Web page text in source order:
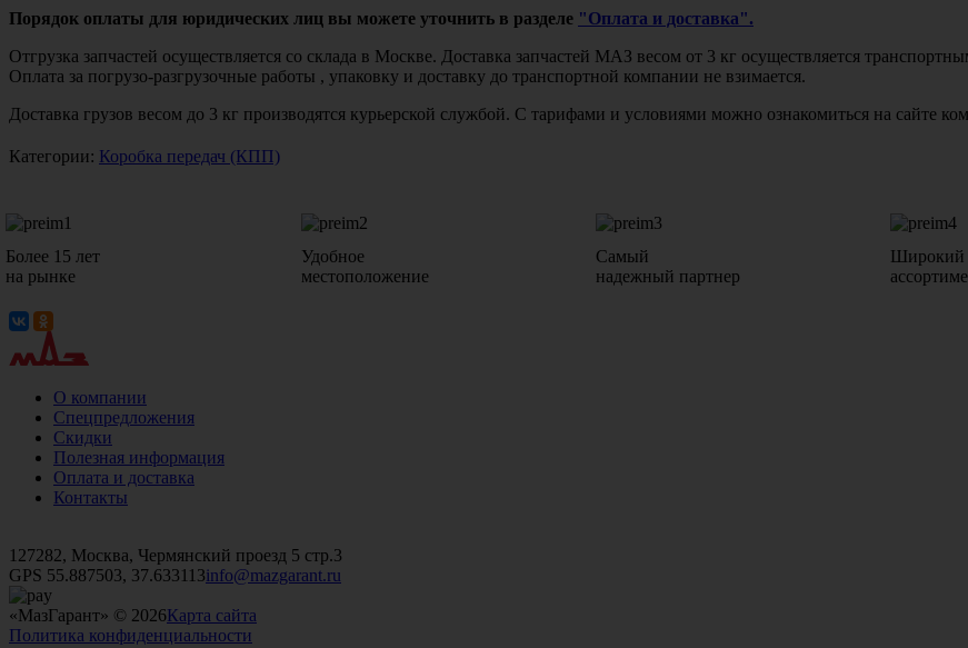
Порядок оплаты для юридических лиц вы можете уточнить в разделе "Оплата и доставка".
Отгрузка запчастей осуществляется со склада в Москве. Доставка запчастей МАЗ весом от 3 кг осуществляется
Оплата за погрузо-разгрузочные работы , упаковку и доставку до транспортной компании не взимается.
Доставка грузов весом до 3 кг производятся курьерской службой. С тарифами и условиями можно ознакомиться на сайте
Категории: Коробка передач (КПП)
Более 15 лет
на рынке
Удобное
местоположение
Самый
надежный партнер
Широкий
О компании
Спецпредложения
Скидки
Полезная информация
Оплата и доставка
Контакты
127282, Москва, Чермянский проезд 5 стр.3
GPS 55.887503, 37.633113info@mazgarant.ru
«МазГарант» © 2026Карта сайта
Политика конфиденциальности